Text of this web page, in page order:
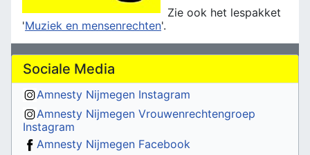
Zie ook het lespakket
'Muziek en mensenrechten'.
Sociale Media
Amnesty Nijmegen Instagram
Amnesty Nijmegen Vrouwenrechtengroep
Instagram
Amnesty Nijmegen Facebook